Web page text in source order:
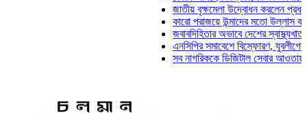
জাতীয় বৃক্ষমেলা উদ্বোধন করলেন প্রধানমন্ত্রী
কারো পরাজয়ে উন্মাদের মতো উল্লাস করতে হয়
জবাবদিহিতার অভাবে দেশের স্বাস্থ্যখাত নানা
এনসিপির সমাবেশে বিস্ফোরণ, যুবলীগের দুই
সব নাগরিককে ডিজিটাল সেবার আওতায় আনতে